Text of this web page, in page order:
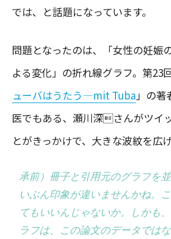
では、と話題になっています。
問題となったのは、「女性の妊娠
よる変化」の折れ線グラフ。第23
ューバはうたう―mit Tuba 」の著
医でもある、瀬川深さんがツイ
とがきっかけで、大きな波紋を広
承前）冊子と引用元のグラフを
いぶん印象が違いませんかね。
てもいいんじゃないか。しかも
ラフは、この論文のデータでは